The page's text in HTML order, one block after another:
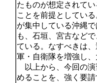
たものが想定されて
ことを前提としてい
が集中している沖縄
も、石垣、宮古など
ている。なすべきは
軍・自衛隊を増強し
以上から、今回の演
めることを、強く要